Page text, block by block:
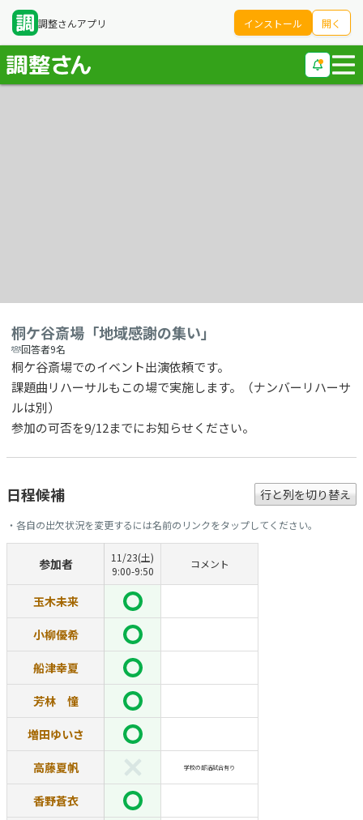
調整さんアプリ インストール 開く
桐ケ谷斎場「地域感謝の集い」
回答者9名
桐ケ谷斎場でのイベント出演依頼です。
課題曲リハーサルもこの場で実施します。（ナンバーリハーサ
ルは別）
参加の可否を9/12までにお知らせください。
日程候補 行と列を切り替え
・各自の出欠状況を変更するには名前のリンクをタップしてください。
参加者
11/23(土)
9:00-9:50
コメント
玉木未来
小柳優希
船津幸夏
芳林 憧
増田ゆいさ
高藤夏帆 学校の部活試合有り
香野蒼衣